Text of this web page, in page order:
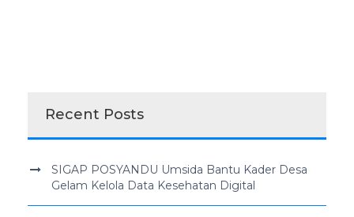
Recent Posts
SIGAP POSYANDU Umsida Bantu Kader Desa
Gelam Kelola Data Kesehatan Digital